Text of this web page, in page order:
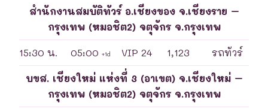
สำนักงานสมบัติทัวร์ อ.เชียงของ จ.เชียงราย –
กรุงเทพ (หมอชิต2) จตุจักร จ.กรุงเทพ
15:30 น. 05:00 +1d VIP 24 1,123 รถทัวร์
บขส. เชียงใหม่ แห่งที่ 3 (อาเขต) จ.เชียงใหม่ –
กรุงเทพ (หมอชิต2) จตุจักร จ.กรุงเทพ